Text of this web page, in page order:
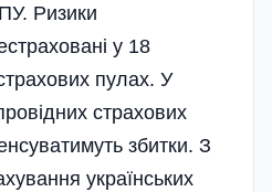
Ризики
у 18
пулах. У
страхових
збитки. З
українських